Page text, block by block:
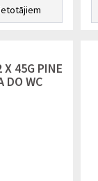
X 45G PINE
DO WC